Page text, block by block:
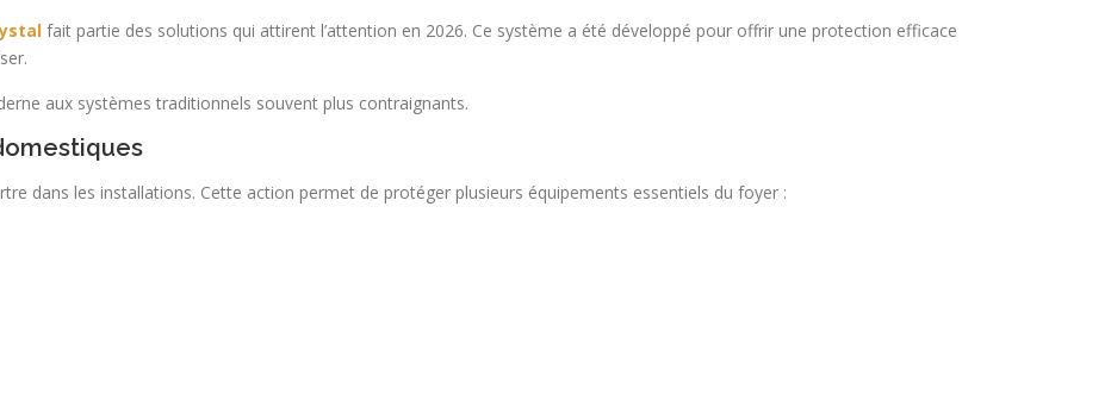
fait partie des solutions qui attirent l’attention en 2026. Ce système a été développé pour offrir une protection efficace
aux systèmes traditionnels souvent plus contraignants.
dans les installations. Cette action permet de protéger plusieurs équipements essentiels du foyer :